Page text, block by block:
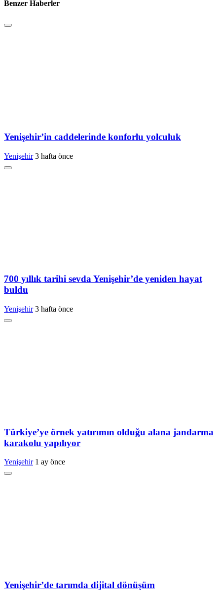
Benzer Haberler
Yenişehir’in caddelerinde konforlu yolculuk
Yenişehir 3 hafta önce
700 yıllık tarihi sevda Yenişehir’de yeniden hayat
buldu
Yenişehir 3 hafta önce
Türkiye’ye örnek yatırımın olduğu alana jandarma
karakolu yapılıyor
Yenişehir 1 ay önce
Yenişehir’de tarımda dijital dönüşüm